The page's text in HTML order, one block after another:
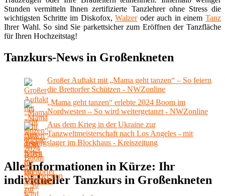
Stunden vermitteln Ihnen zertifizierte Tanzlehrer ohne Stress die
wichtigsten Schritte im Diskofox,Walzeroder auch in einemTanz
Ihrer Wahl. So sind Sie parkettsicher zum Eröffnen der Tanzfläche
für Ihren Hochzeitstag!
Tanzkurs-News in Großenkneten
Großer Auftakt mit „Mama geht tanzen“ – So feiern
die Brettorfer Schützen - NWZonline
„Mama geht tanzen“ erlebte 2024 Boom im
Nordwesten – So wird weitergetanzt - NWZonline
Aus dem Krieg in der Ukraine zur
Tanzweltmeisterschaft nach Los Angeles - mit
Trainigslager im Blockhaus - Kreiszeitung
Alle Informationen in Kürze: Ihr
individueller Tanzkurs in Großenkneten